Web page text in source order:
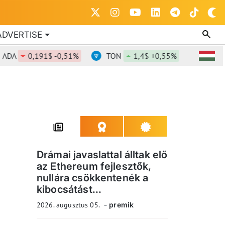
0,191$ -0,51% TON 1,4$ +0,55% DOT
Drámai javaslattal álltak elő
az Ethereum fejlesztők,
nullára csökkentenék a
kibocsátást...
2026. augusztus 05. premik